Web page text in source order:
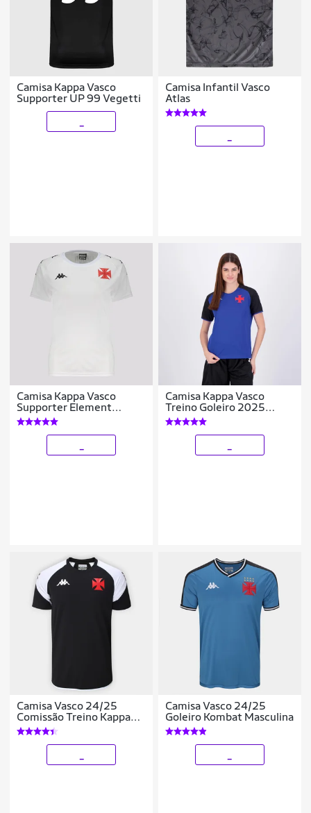
Camisa Kappa Vasco
Supporter UP 99 Vegetti
Camisa Infantil Vasco
Atlas
Camisa Kappa Vasco
Supporter Element
Feminina Branca
Camisa Kappa Vasco
Treino Goleiro 2025
Feminina
Camisa Vasco 24/25
Comissão Treino Kappa
Masculina
Camisa Vasco 24/25
Goleiro Kombat Masculina